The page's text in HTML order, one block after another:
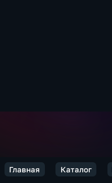
Главная Каталог